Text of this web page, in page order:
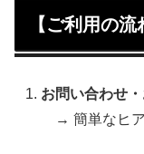
【ご利用の流
お問い合わせ
→ 簡単なヒア